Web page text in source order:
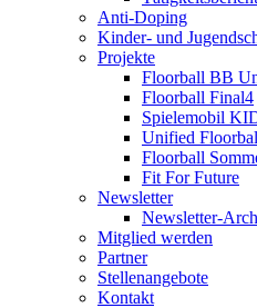
Anti-Doping
Kinder- und
Projekte
Floorball BB
Floorball Final4
Spielemobil
Unified
Floorball
Fit For Future
Newsletter
Newsletter-
Mitglied werden
Partner
Stellenangebote
Kontakt